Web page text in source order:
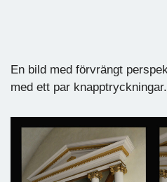
En bild med förvrängt
med ett par knapptryckningar.